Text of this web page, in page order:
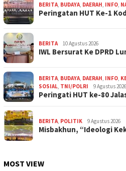
BERITA BUDAYA DAERAH INFO
Peringatan HUT Ke-1
BERITA 10 Agustus 2026
IWL Bersurat Ke DPRD
BERITA BUDAYA DAERAH INFO
SOSIAL TNI/POLRI 9 Agustus 2026
Peringati HUT ke-80
BERITA POLITIK 9 Agustus 2026
Misbakhun, “Ideologi
MOST VIEW